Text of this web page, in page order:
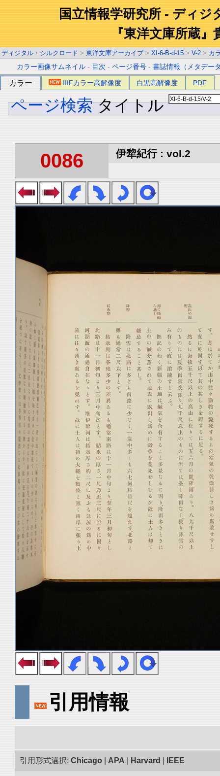
国立情報学研究所 - ディジ
『東洋文庫所蔵』
ディジタル・シルクロード > 東洋文庫アーカイブ > XI-6-B-d-15 > V-2 > カ
カラー画像サムネイル - 目次 -ページ番号 -書誌情報（メタデー
カラー IIIFカラー高解像度 白黒高解像度 PDF
ページ検索 タイトル
0086 伊犂紀行 : vol.2
引用情報
引用形式選択: Chicago APA Harvard IEEE